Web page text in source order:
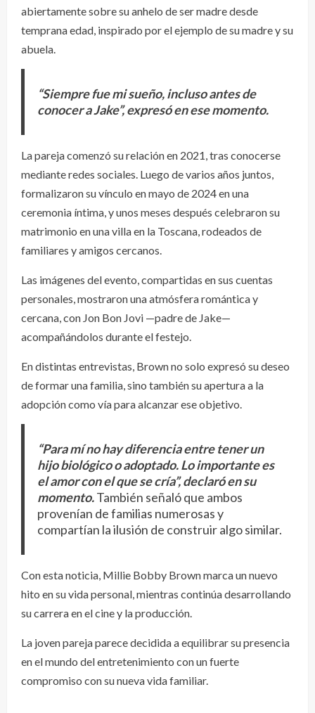
abiertamente sobre su anhelo de ser madre desde
temprana edad, inspirado por el ejemplo de su madre y su
abuela.
“Siempre fue mi sueño, incluso antes de
conocer a Jake”, expresó en ese momento.
La pareja comenzó su relación en 2021, tras conocerse
mediante redes sociales. Luego de varios años juntos,
formalizaron su vínculo en mayo de 2024 en una
ceremonia íntima, y unos meses después celebraron su
matrimonio en una villa en la Toscana, rodeados de
familiares y amigos cercanos.
Las imágenes del evento, compartidas en sus cuentas
personales, mostraron una atmósfera romántica y
cercana, con Jon Bon Jovi —padre de Jake—
acompañándolos durante el festejo.
En distintas entrevistas, Brown no solo expresó su deseo
de formar una familia, sino también su apertura a la
adopción como vía para alcanzar ese objetivo.
“Para mí no hay diferencia entre tener un
hijo biológico o adoptado. Lo importante es
el amor con el que se cría”, declaró en su
momento.También señaló que ambos
provenían de familias numerosas y
compartían la ilusión de construir algo similar.
Con esta noticia, Millie Bobby Brown marca un nuevo
hito en su vida personal, mientras continúa desarrollando
su carrera en el cine y la producción.
La joven pareja parece decidida a equilibrar su presencia
en el mundo del entretenimiento con un fuerte
compromiso con su nueva vida familiar.